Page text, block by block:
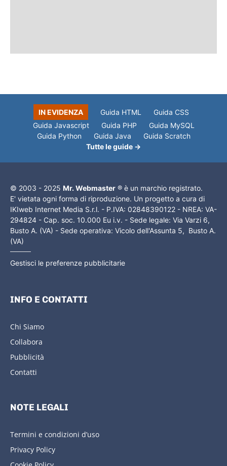
IN EVIDENZA Guida HTML
Guida CSS
Guida Javascript
Guida PHP
Guida MySQL
Guida Python
Guida Java
Guida Scratch
Tutte le guide →
© 2003 - 2025 Mr. Webmaster ® è un marchio registrato.
E' vietata ogni forma di riproduzione. Un progetto a cura di
IKIweb Internet Media S.r.l. - P.IVA: 02848390122 - NREA: VA-
294824 - Cap. soc. 10.000 Eu i.v. - Sede legale: Via Varzi 6,
Busto A. (VA) - Sede operativa: Vicolo dell'Assunta 5, Busto A.
(VA)
Gestisci le preferenze pubblicitarie
INFO E CONTATTI
Chi Siamo
Collabora
Pubblicità
Contatti
NOTE LEGALI
Termini e condizioni d’uso
Privacy Policy